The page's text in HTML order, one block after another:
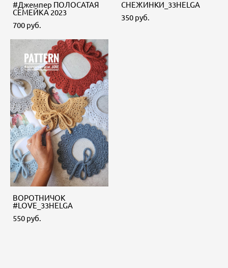
#Джемпер ПОЛОСАТАЯ
СЕМЕЙКА 2023
700 pуб.
СНЕЖИНКИ_33HELGA
350 pуб.
ВОРОТНИЧОК
#LOVE_33HELGA
550 pуб.